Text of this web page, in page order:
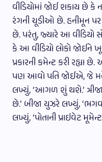
વીડિયોમાં જોઈ શકાય છે કે
રંગની ચૂડીઓ છે. હનીમૂન
છે. પરંતુ, જ્યારે આ વીડિયો
કે આ વીડિયો લોકો જોઈને
પ્રકારની કમેન્ટ કરી રહ્યા
પણ આવો પતિ જોઈએ, જે
લખ્યું, ‘આગળ શું થશે.’
છે.’ બીજા યુઝરે લખ્યું,
લખ્યું, ‘પોતાની પ્રાઇવેટ